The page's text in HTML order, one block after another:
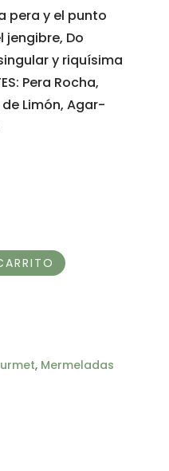
pera y el punto
Do
y riquísima
Pera Rocha,
Limón, Agar-
, Mermeladas